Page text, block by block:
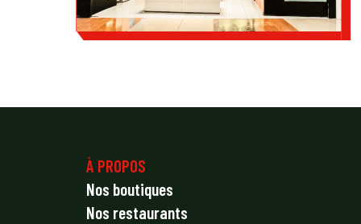
À PROPOS
Nos boutiques
Nos restaurants